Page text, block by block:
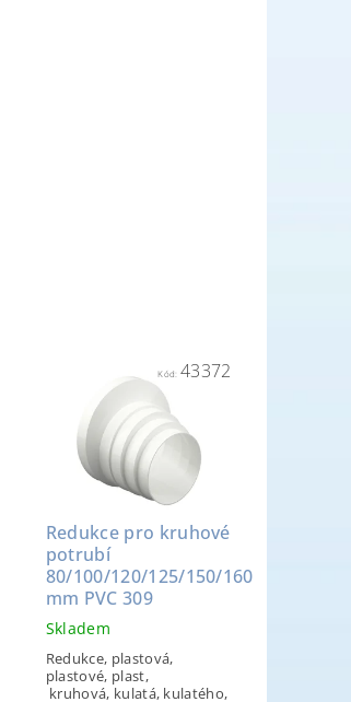
Kód:43372
Redukce pro kruhové
potrubí
80/100/120/125/150/160
mm PVC 309
Skladem
Redukce, plastová,
plastové, plast,
kruhová, kulatá, kulatého,